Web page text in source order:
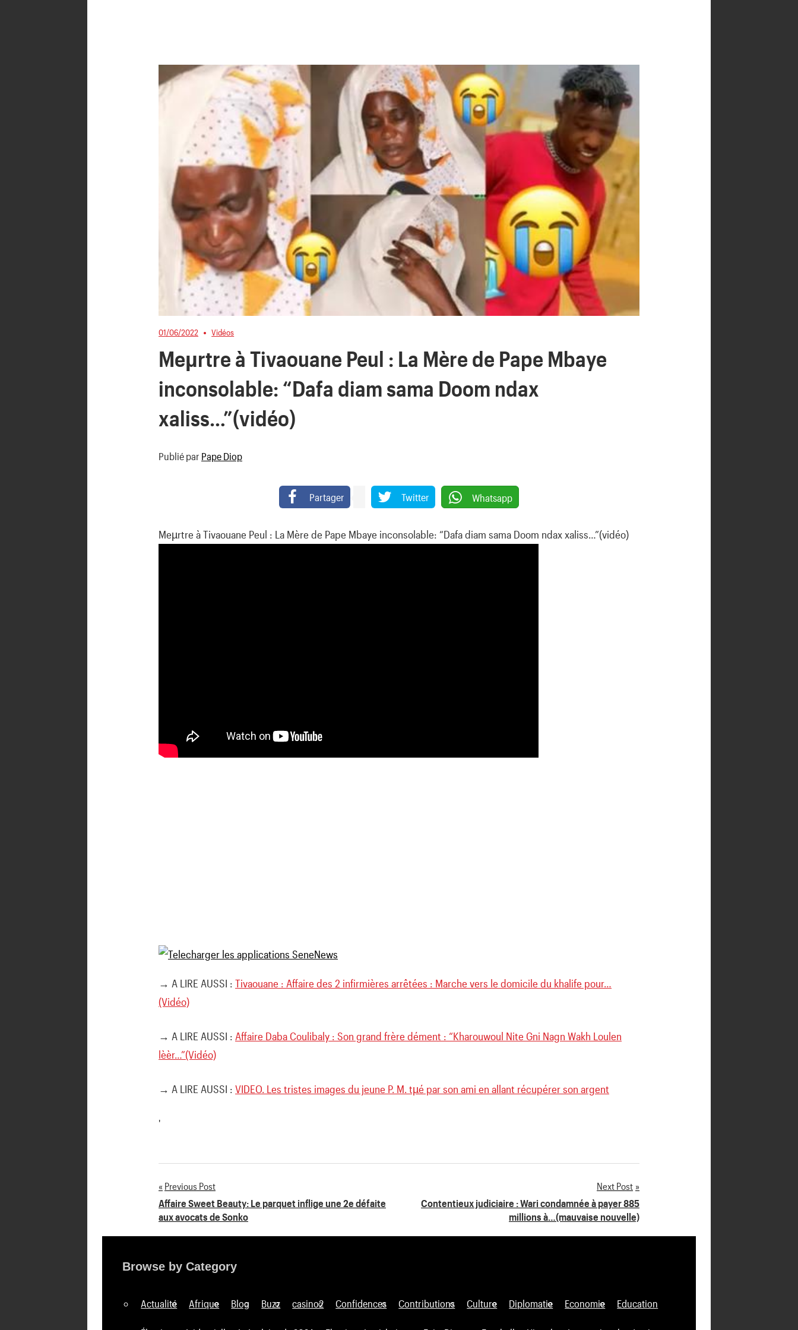
01/06/2022 Vidéos
Meµrtre à Tivaouane Peul : La Mère de Pape Mbaye
inconsolable: “Dafa diam sama Doom ndax
xaliss…”(vidéo)
Publié par Pape Diop
Partager Twitter Whatsapp
Meµrtre à Tivaouane Peul : La Mère de Pape Mbaye inconsolable: “Dafa diam sama Doom ndax xaliss…”(vidéo)
→ A LIRE AUSSI : Tivaouane : Affaire des 2 infirmières arrêtées : Marche vers le domicile du khalife pour…
(Vidéo)
→ A LIRE AUSSI : Affaire Daba Coulibaly : Son grand frère dément : “Kharouwoul Nite Gni Nagn Wakh Loulen
lèèr…”(Vidéo)
→ A LIRE AUSSI : VIDEO. Les tristes images du jeune P. M. tµé par son ami en allant récupérer son argent
'
Navigation
de
Previous Post
Affaire Sweet Beauty: Le parquet inflige une 2e défaite
aux avocats de Sonko
Next Post
Contentieux judiciaire : Wari condamnée à payer 885
millions à…(mauvaise nouvelle)
Browse by Category
Actualité Afrique Blog Buzz casino2 Confidences Contributions Culture Diplomatie Economie Education